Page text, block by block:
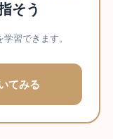
そう
習できます。
てみる